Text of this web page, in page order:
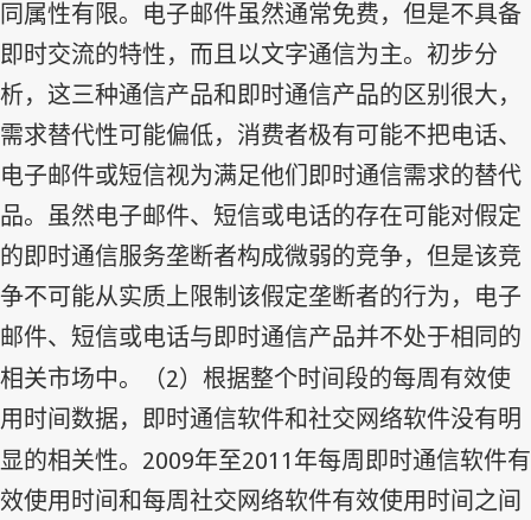
同属性有限。电子邮件虽然通常免费，但是不具备
即时交流的特性，而且以文字通信为主。初步分
析，这三种通信产品和即时通信产品的区别很大，
需求替代性可能偏低，消费者极有可能不把电话、
电子邮件或短信视为满足他们即时通信需求的替代
品。虽然电子邮件、短信或电话的存在可能对假定
的即时通信服务垄断者构成微弱的竞争，但是该竞
争不可能从实质上限制该假定垄断者的行为，电子
邮件、短信或电话与即时通信产品并不处于相同的
相关市场中。（2）根据整个时间段的每周有效使
用时间数据，即时通信软件和社交网络软件没有明
显的相关性。 2009年至2011 年每周即时通信软件有
效使用时间和每周社交网络软件有效使用时间之间